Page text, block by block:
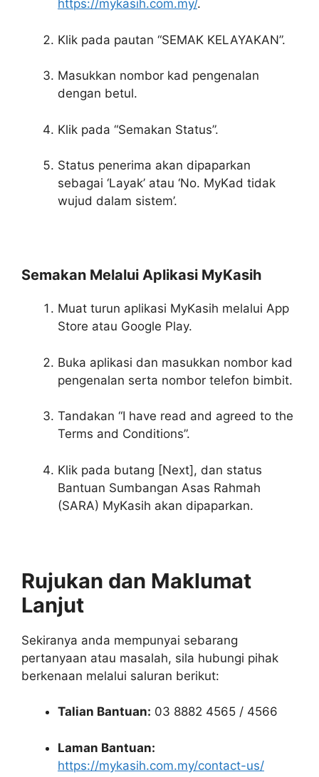
https://mykasih.com.my/.
Klik pada pautan “SEMAK KELAYAKAN”.
Masukkan nombor kad pengenalan
dengan betul.
Klik pada “Semakan Status”.
Status penerima akan dipaparkan
sebagai ‘Layak’ atau ‘No. MyKad tidak
wujud dalam sistem’.
Semakan Melalui Aplikasi MyKasih
Muat turun aplikasi MyKasih melalui App
Store atau Google Play.
Buka aplikasi dan masukkan nombor kad
pengenalan serta nombor telefon bimbit.
Tandakan “I have read and agreed to the
Terms and Conditions”.
Klik pada butang [Next], dan status
Bantuan Sumbangan Asas Rahmah
(SARA) MyKasih akan dipaparkan.
Rujukan dan Maklumat
Lanjut
Sekiranya anda mempunyai sebarang
pertanyaan atau masalah, sila hubungi pihak
berkenaan melalui saluran berikut:
Talian Bantuan: 03 8882 4565 / 4566
Laman Bantuan:
https://mykasih.com.my/contact-us/